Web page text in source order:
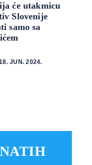
će utakmicu
Slovenije
samo sa
JUN. 2024.